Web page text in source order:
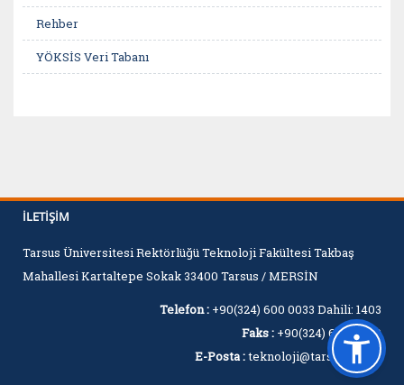
Rehber
YÖKSİS Veri Tabanı
İLETIŞIM
Tarsus Üniversitesi Rektörlüğü Teknoloji Fakültesi Takbaş
Mahallesi Kartaltepe Sokak 33400 Tarsus / MERSİN
Telefon : +90(324) 600 0033 Dahili: 1403
Faks : +90(324) 600 0060
E-Posta :teknoloji@tarsus.edu.tr